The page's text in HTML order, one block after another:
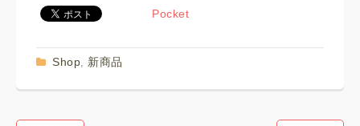
Pocket
Shop, 新商品